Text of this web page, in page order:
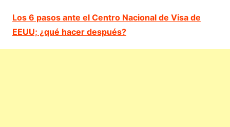
Los 6 pasos ante el Centro Nacional de Visa de
EEUU; ¿qué hacer después?